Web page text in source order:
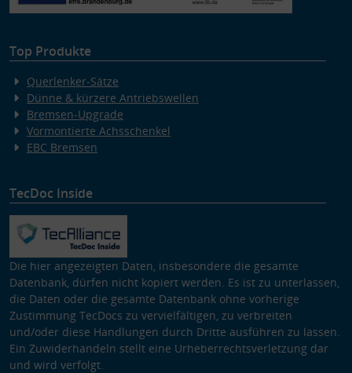
Top Produkte
Querlenker-Sätze
Dünne & kürzere Antriebswellen
Bremsen-Upgrade
Vormontierte Achsschenkel
EBC Bremsen
TecDoc Inside
Die hier angezeigten Daten, insbesondere die gesamte
Datenbank, dürfen nicht kopiert werden. Es ist zu unterlassen,
die Daten oder die gesamte Datenbank ohne vorherige
Zustimmung TecDocs zu vervielfältigen, zu verbreiten
und/oder diese Handlungen durch Dritte ausführen zu lassen.
Ein Zuwiderhandeln stellt eine Urheberrechtsverletzung dar
und wird verfolgt.